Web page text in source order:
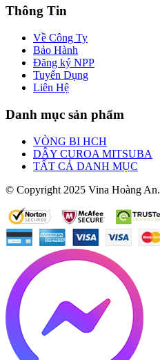
Thông Tin
Về Công Ty
Bảo Hành
Đăng ký NPP
Tuyển Dụng
Liên Hệ
Danh mục sản phẩm
VÒNG BI HCH
DÂY CUROA MITSUBA
TẤT CẢ DANH MỤC
© Copyright 2025 Vina Hoàng An.